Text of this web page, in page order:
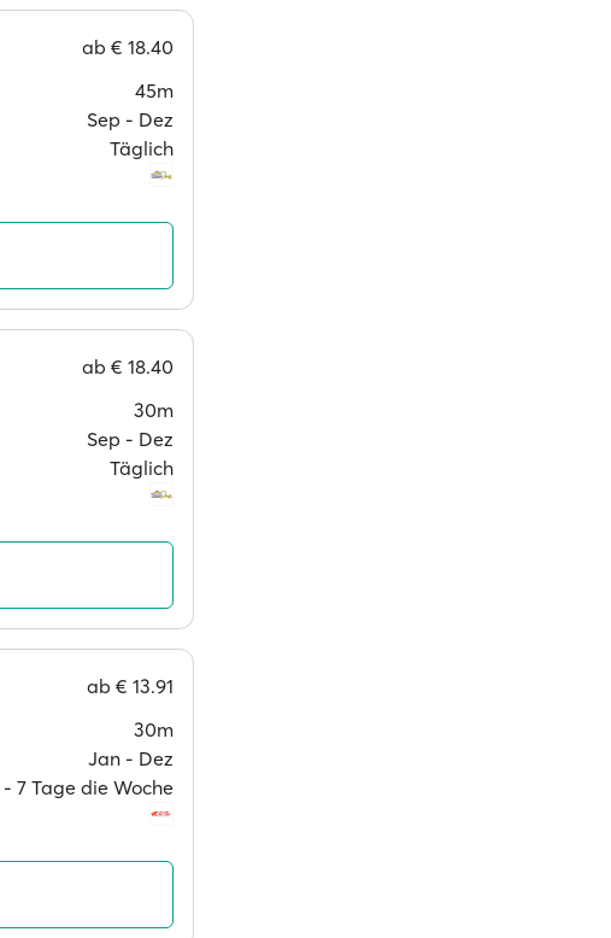
ab € 18.40
45m
Sep ‐ Dez
Täglich
ab € 18.40
30m
Sep ‐ Dez
Täglich
ab € 13.91
30m
Jan ‐ Dez
7 Tage die Woche